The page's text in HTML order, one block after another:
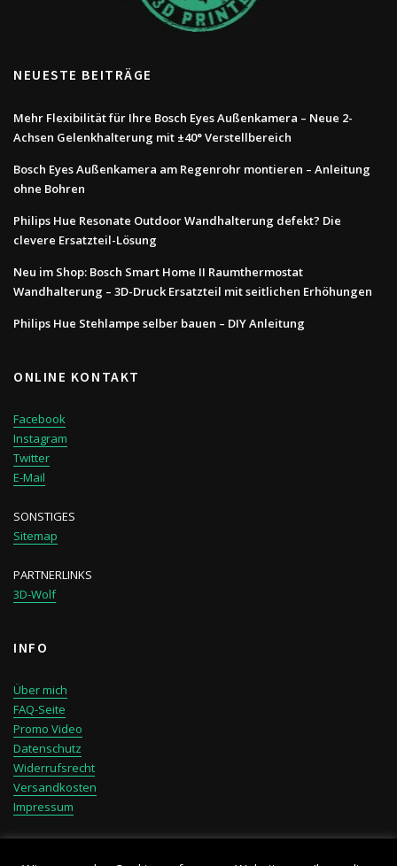
NEUESTE BEITRÄGE
Mehr Flexibilität für Ihre Bosch Eyes Außenkamera – Neue 2-
Achsen Gelenkhalterung mit ±40° Verstellbereich
Bosch Eyes Außenkamera am Regenrohr montieren – Anleitung
ohne Bohren
Philips Hue Resonate Outdoor Wandhalterung defekt? Die
clevere Ersatzteil-Lösung
Neu im Shop: Bosch Smart Home II Raumthermostat
Wandhalterung – 3D-Druck Ersatzteil mit seitlichen Erhöhungen
Philips Hue Stehlampe selber bauen – DIY Anleitung
ONLINE KONTAKT
Facebook
Instagram
Twitter
E-Mail
SONSTIGES
Sitemap
PARTNERLINKS
3D-Wolf
INFO
Über mich
FAQ-Seite
Promo Video
Datenschutz
Widerrufsrecht
Versandkosten
Impressum